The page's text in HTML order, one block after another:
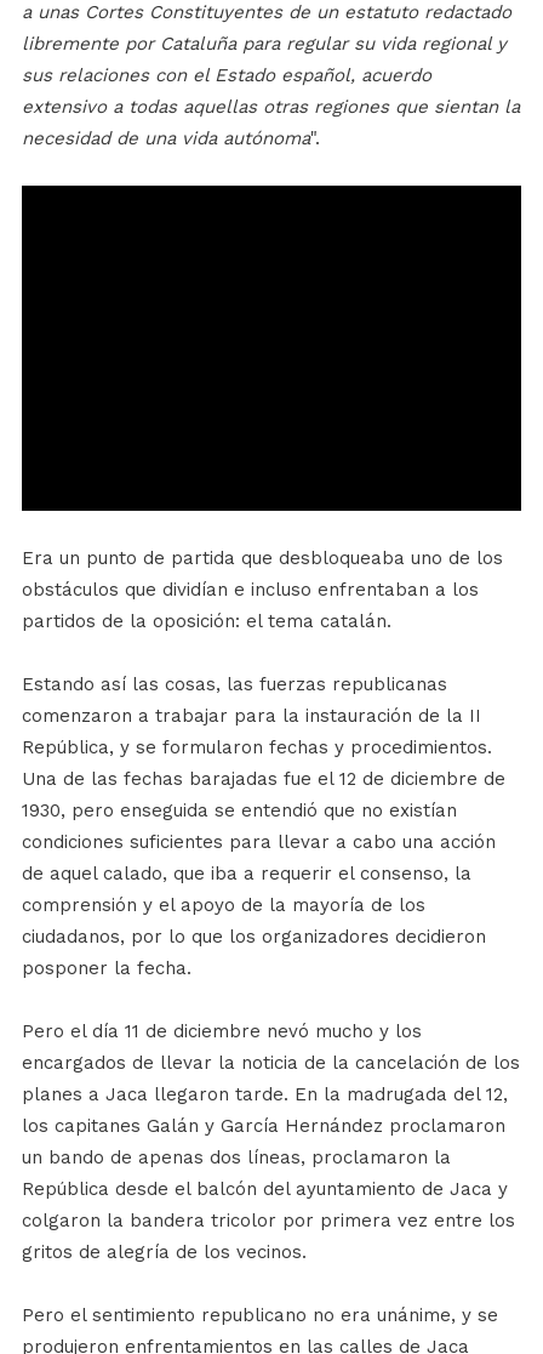
a unas Cortes Constituyentes de un estatuto redactado
libremente por Cataluña para regular su vida regional y
sus relaciones con el Estado español, acuerdo
extensivo a todas aquellas otras regiones que sientan la
necesidad de una vida autónoma".
Era un punto de partida que desbloqueaba uno de los
obstáculos que dividían e incluso enfrentaban a los
partidos de la oposición: el tema catalán.
Estando así las cosas, las fuerzas republicanas
comenzaron a trabajar para la instauración de la II
República, y se formularon fechas y procedimientos.
Una de las fechas barajadas fue el 12 de diciembre de
1930, pero enseguida se entendió que no existían
condiciones suficientes para llevar a cabo una acción
de aquel calado, que iba a requerir el consenso, la
comprensión y el apoyo de la mayoría de los
ciudadanos, por lo que los organizadores decidieron
posponer la fecha.
Pero el día 11 de diciembre nevó mucho y los
encargados de llevar la noticia de la cancelación de los
planes a Jaca llegaron tarde. En la madrugada del 12,
los capitanes Galán y García Hernández proclamaron
un bando de apenas dos líneas, proclamaron la
República desde el balcón del ayuntamiento de Jaca y
colgaron la bandera tricolor por primera vez entre los
gritos de alegría de los vecinos.
Pero el sentimiento republicano no era unánime, y se
produjeron enfrentamientos en las calles de Jaca